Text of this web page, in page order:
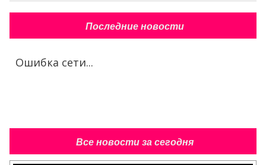
Последние новости
Ошибка сети...
Все новости за сегодня